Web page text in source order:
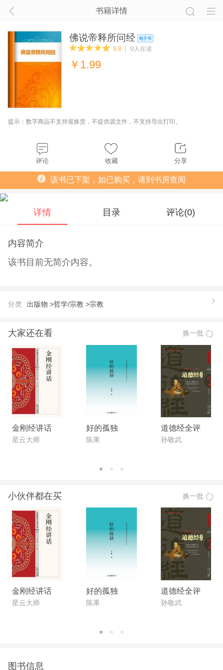
书籍详情
佛说帝释所问经
9.8 0人在读
￥ 1.99
提示：数字商品不支持退换货，不提供源文件，不支持导出打印。
评论 收藏 分享
该书已下架，如已购买，请到书房查阅
详情 目录 评论(0)
内容简介
该书目前无简介内容。
分类 出版物 >哲学/宗教 >宗教
大家还在看 换一批
金刚经讲话
星云大师
好的孤独
陈果
道德经全评
孙敬武
小伙伴都在买 换一批
金刚经讲话
星云大师
好的孤独
陈果
道德经全评
孙敬武
图书信息